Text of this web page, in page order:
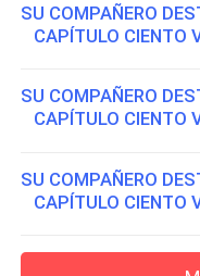
SU COMPAÑERO
CAPÍTULO CIENTO
SU COMPAÑERO
CAPÍTULO CIENTO
SU COMPAÑERO
CAPÍTULO CIENTO